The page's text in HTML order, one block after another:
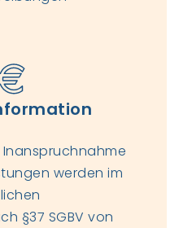
werden im
§37 SGBV von